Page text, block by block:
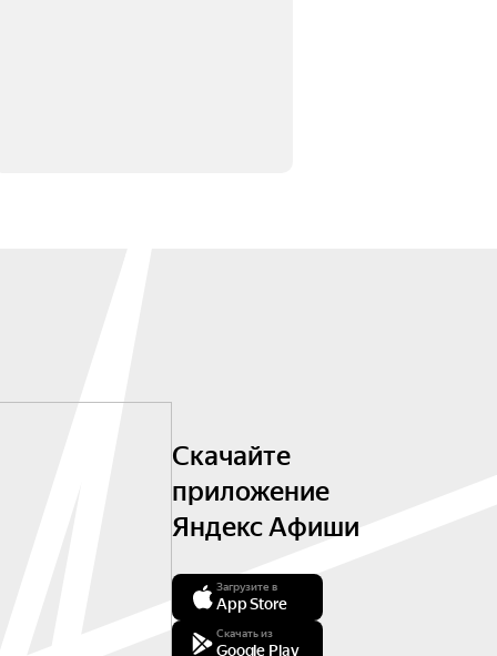
Скачайте
приложение
Яндекс Афиши
Загрузите в
App Store
Скачать из
Google Play